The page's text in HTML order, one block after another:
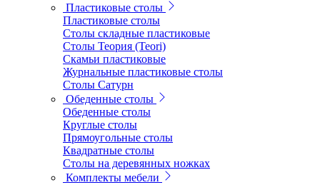
Пластиковые столы
Пластиковые столы
Столы складные пластиковые
Столы Теория (Teori)
Скамьи пластиковые
Журнальные пластиковые столы
Столы Сатурн
Обеденные столы
Обеденные столы
Круглые столы
Прямоугольные столы
Квадратные столы
Столы на деревянных ножках
Комплекты мебели